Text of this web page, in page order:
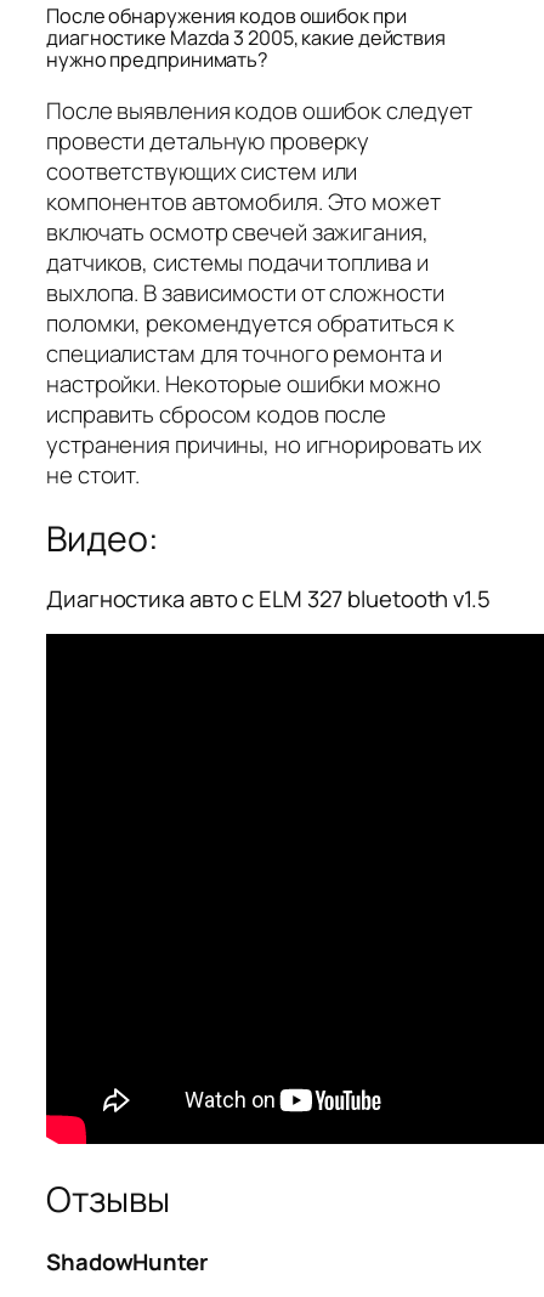
После обнаружения кодов ошибок при
диагностике Mazda 3 2005, какие действия
нужно предпринимать?
После выявления кодов ошибок следует
провести детальную проверку
соответствующих систем или
компонентов автомобиля. Это может
включать осмотр свечей зажигания,
датчиков, системы подачи топлива и
выхлопа. В зависимости от сложности
поломки, рекомендуется обратиться к
специалистам для точного ремонта и
настройки. Некоторые ошибки можно
исправить сбросом кодов после
устранения причины, но игнорировать их
не стоит.
Видео:
Диагностика авто с ELM 327 bluetooth v1.5
Отзывы
ShadowHunter